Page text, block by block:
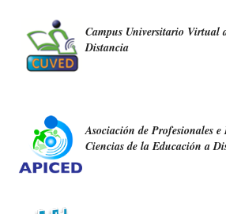
Campus Universitario Virtual
Distancia
Asociación de Profesionales e
Ciencias de la Educación a